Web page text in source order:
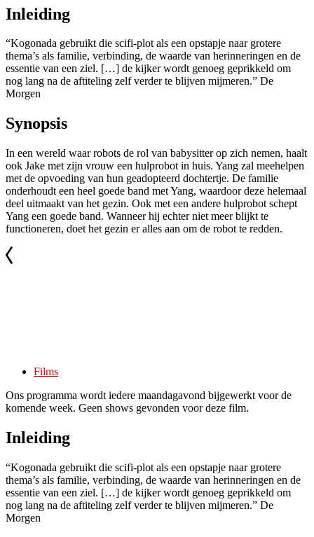
Inleiding
“Kogonada gebruikt die scifi-plot als een opstapje naar grotere
thema’s als familie, verbinding, de waarde van herinneringen en de
essentie van een ziel. […] de kijker wordt genoeg geprikkeld om
nog lang na de aftiteling zelf verder te blijven mijmeren.” De
Morgen
Synopsis
In een wereld waar robots de rol van babysitter op zich nemen, haalt
ook Jake met zijn vrouw een hulprobot in huis. Yang zal meehelpen
met de opvoeding van hun geadopteerd dochtertje. De familie
onderhoudt een heel goede band met Yang, waardoor deze helemaal
deel uitmaakt van het gezin. Ook met een andere hulprobot schept
Yang een goede band. Wanneer hij echter niet meer blijkt te
functioneren, doet het gezin er alles aan om de robot te redden.
Films
Ons programma wordt iedere maandagavond bijgewerkt voor de
komende week. Geen shows gevonden voor deze film.
Inleiding
“Kogonada gebruikt die scifi-plot als een opstapje naar grotere
thema’s als familie, verbinding, de waarde van herinneringen en de
essentie van een ziel. […] de kijker wordt genoeg geprikkeld om
nog lang na de aftiteling zelf verder te blijven mijmeren.” De
Morgen